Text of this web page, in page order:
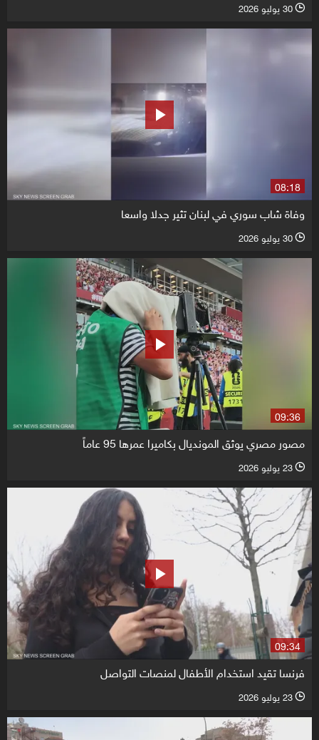
l 30 يوليو 2026
08:18
وفاة شاب سوري في لبنان تثير جدلا واسعا
l 30 يوليو 2026
09:36
مصور مصري يوثق المونديال بكاميرا عمرها 95 عاماً
l 23 يوليو 2026
09:34
فرنسا تقيد استخدام الأطفال لمنصات التواصل
l 23 يوليو 2026